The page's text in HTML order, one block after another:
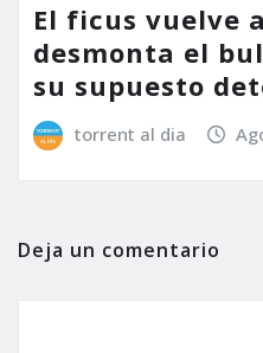
El ficus vuelve
desmonta el
su supuesto
torrent al dia
Deja un comentario